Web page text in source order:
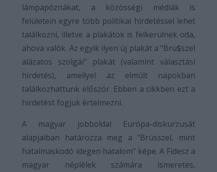
lámpapóznákat, a közösségi médiák is
felületein egyre több politikai hirdetéssel lehet
találkozni, illetve a plakátok is felkerülnek oda,
ahova valók. Az egyik ilyen új plakát a "Brü$szel
alázatos szolgái" plakát (valamint választási
hirdetés), amellyel az elmúlt napokban
találkozhattunk először. Ebben a cikkben ezt a
hirdetést fogjuk értelmezni.
A magyar jobboldal Európa-diskurzusát
alapjaiban határozza meg a "Brüsszel, mint
hatalmaskodó idegen hatalom" képe. A Fidesz a
magyar néplélek számára ismeretes,